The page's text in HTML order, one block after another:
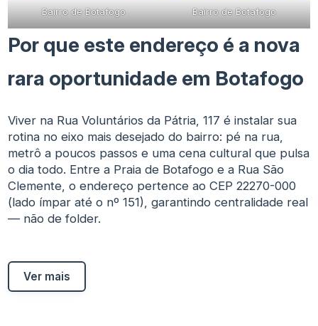
Bairro de Botafogo Bairro de Botafogo
Por que este endereço é a nova
rara oportunidade em Botafogo
Viver na Rua Voluntários da Pátria, 117 é instalar sua
rotina no eixo mais desejado do bairro: pé na rua,
metrô a poucos passos e uma cena cultural que pulsa
o dia todo. Entre a Praia de Botafogo e a Rua São
Clemente, o endereço pertence ao CEP 22270-000
(lado ímpar até o nº 151), garantindo centralidade real
— não de folder.
Ver mais